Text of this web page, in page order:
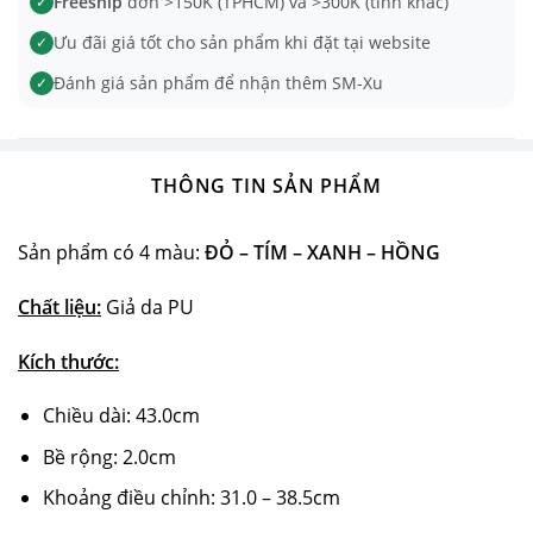
✓ Ưu đãi giá tốt cho sản phẩm khi đặt tại website
✓ Đánh giá sản phẩm để nhận thêm SM-Xu
THÔNG TIN SẢN PHẨM
Sản phẩm có 4 màu: ĐỎ – TÍM – XANH – HỒNG
Chất liệu: Giả da PU
Kích thước:
Chiều dài: 43.0cm
Bề rộng: 2.0cm
Khoảng điều chỉnh: 31.0 – 38.5cm